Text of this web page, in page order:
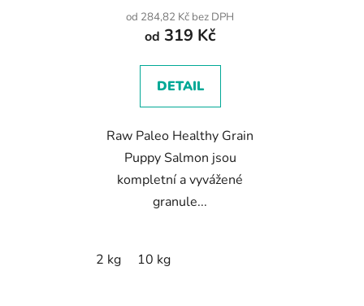
produktu
je
z
od 284,82 Kč bez DPH
od 319 Kč
DETAIL
Raw Paleo Healthy Grain
Puppy Salmon jsou
kompletní a vyvážené
granule...
2 kg 10 kg